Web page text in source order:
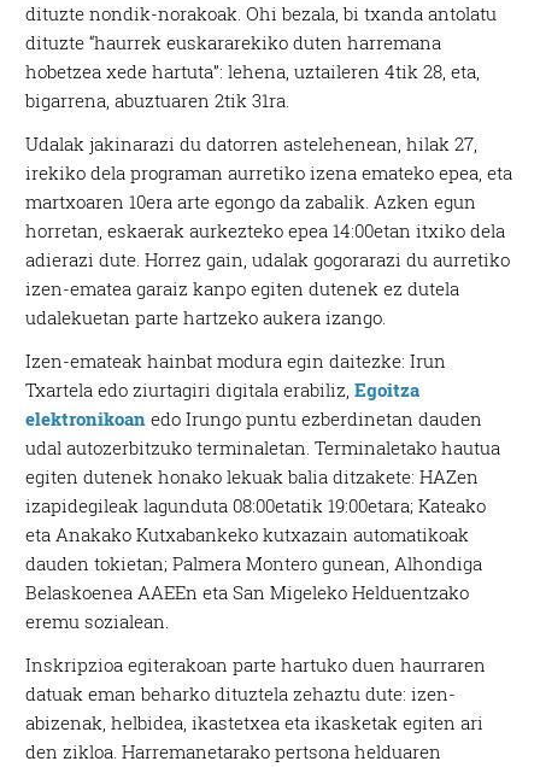
dituzte nondik-norakoak. Ohi bezala, bi txanda antolatu
dituzte “haurrek euskararekiko duten harremana
hobetzea xede hartuta”: lehena, uztaileren 4tik 28, eta,
bigarrena, abuztuaren 2tik 31ra.
Udalak jakinarazi du datorren astelehenean, hilak 27,
irekiko dela programan aurretiko izena emateko epea, eta
martxoaren 10era arte egongo da zabalik. Azken egun
horretan, eskaerak aurkezteko epea 14:00etan itxiko dela
adierazi dute. Horrez gain, udalak gogorarazi du aurretiko
izen-ematea garaiz kanpo egiten dutenek ez dutela
udalekuetan parte hartzeko aukera izango.
Izen-emateak hainbat modura egin daitezke: Irun
Txartela edo ziurtagiri digitala erabiliz,Egoitza
elektronikoan edo Irungo puntu ezberdinetan dauden
udal autozerbitzuko terminaletan. Terminaletako hautua
egiten dutenek honako lekuak balia ditzakete: HAZen
izapidegileak lagunduta 08:00etatik 19:00etara; Kateako
eta Anakako Kutxabankeko kutxazain automatikoak
dauden tokietan; Palmera Montero gunean, Alhondiga
Belaskoenea AAEEn eta San Migeleko Helduentzako
eremu sozialean.
Inskripzioa egiterakoan parte hartuko duen haurraren
datuak eman beharko dituztela zehaztu dute: izen-
abizenak, helbidea, ikastetxea eta ikasketak egiten ari
den zikloa. Harremanetarako pertsona helduaren